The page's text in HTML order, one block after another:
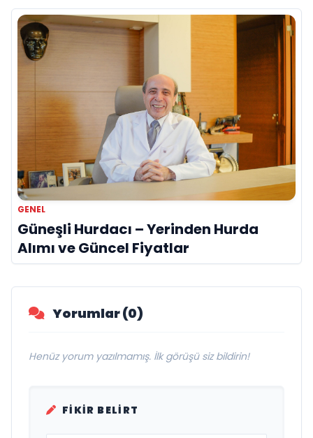
GENEL
Güneşli Hurdacı – Yerinden Hurda
Alımı ve Güncel Fiyatlar
Yorumlar (0)
Henüz yorum yazılmamış. İlk görüşü siz bildirin!
FIKIR BELIRT